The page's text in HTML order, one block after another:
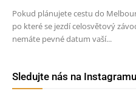
Pokud plánujete cestu do
po které se jezdí celosvětový
nemáte pevné datum vaší...
Sledujte nás na Instagramu